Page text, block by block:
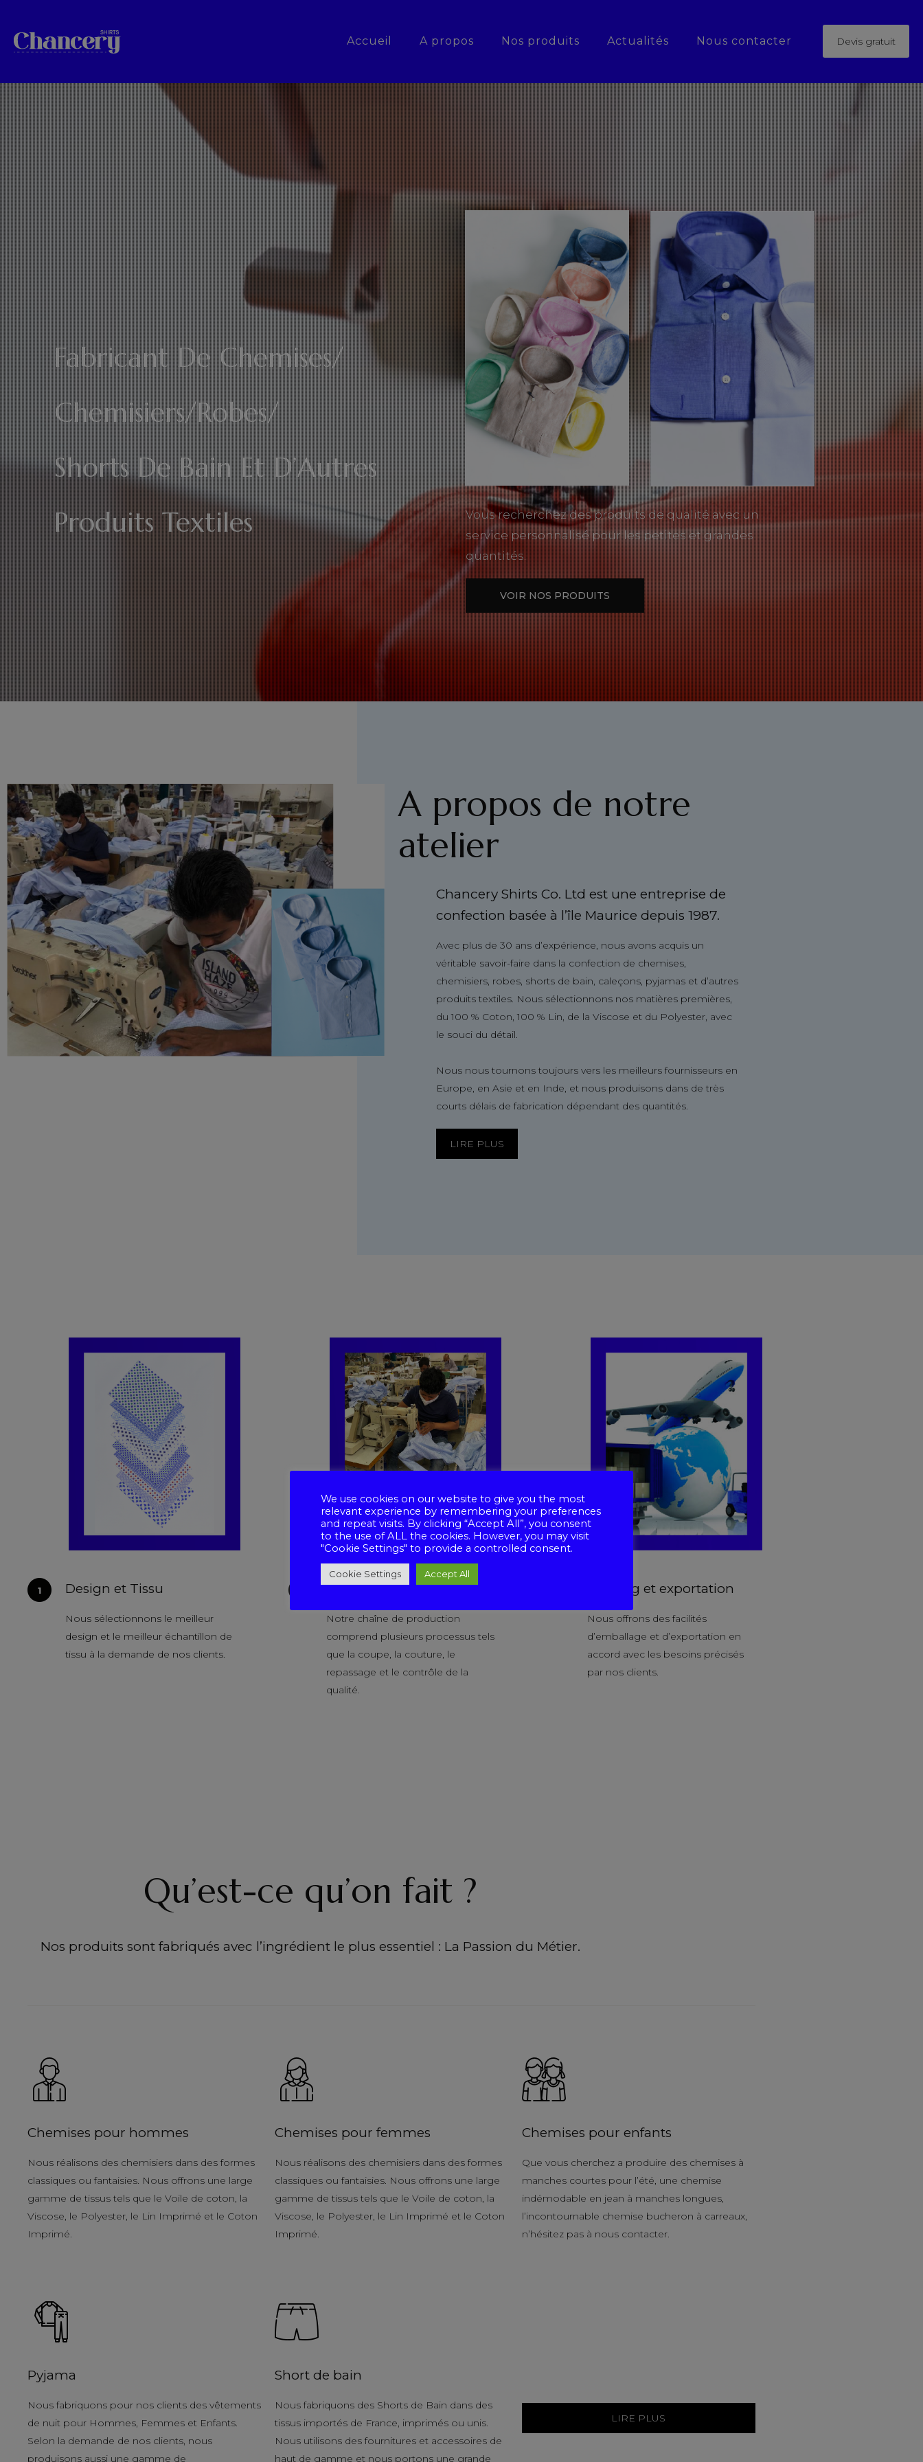
Accueil A propos Nos produits Actualités Nous contacter Devis gratuit
Fabricant De Chemises/
Chemisiers/Robes/
Shorts De Bain Et D’Autres
Produits Textiles
Vous recherchez des produits de qualité avec un
service personnalisé pour les petites et grandes
quantités.
VOIR NOS PRODUITS
A propos de notre
atelier
Chancery Shirts Co. Ltd est une entreprise de
confection basée à l’île Maurice depuis 1987.
Avec plus de 30 ans d’expérience, nous avons acquis un
véritable savoir-faire dans la confection de chemises,
chemisiers, robes, shorts de bain, caleçons, pyjamas et d’autres
produits textiles. Nous sélectionnons nos matières premières,
du 100 % Coton, 100 % Lin, de la Viscose et du Polyester, avec
le souci du détail.
Nous nous tournons toujours vers les meilleurs fournisseurs en
Europe, en Asie et en Inde, et nous produisons dans de très
courts délais de fabrication dépendant des quantités.
LIRE PLUS
Design et Tissu
Nous sélectionnons le meilleur
design et le meilleur échantillon de
tissu à la demande de nos clients.
Production
Notre chaîne de production
comprend plusieurs processus tels
que la coupe, la couture, le
repassage et le contrôle de la
qualité.
Packing et exportation
Nous offrons des facilités
d’emballage et d’exportation en
accord avec les besoins précisés
par nos clients.
Qu’est-ce qu’on fait ?
Nos produits sont fabriqués avec l’ingrédient le plus essentiel : La Passion du Métier.
Chemises pour hommes
Nous réalisons des chemisiers dans des formes
classiques ou fantaisies. Nous offrons une large
gamme de tissus tels que le Voile de coton, la
Viscose, le Polyester, le Lin Imprimé et le Coton
Imprimé.
Chemises pour femmes
Nous réalisons des chemisiers dans des formes
classiques ou fantaisies. Nous offrons une large
gamme de tissus tels que le Voile de coton, la
Viscose, le Polyester, le Lin Imprimé et le Coton
Imprimé.
Chemises pour enfants
Que vous cherchez a produire des chemises à
manches courtes pour l’été, une chemise
indémodable en jean à manches longues,
l’incontournable chemise bucheron à carreaux,
n’hésitez pas à nous contacter.
Pyjama
Nous fabriquons pour nos clients des vêtements
de nuit pour Hommes, Femmes et Enfants.
Selon la demande de nos clients, nous
produisons aussi une gamme de
Short de bain
Nous fabriquons des Shorts de Bain dans des
tissus importés de France, imprimés ou unis.
Nous utilisons des fournitures et accessoires de
haut de gamme et nous portons une grande
LIRE PLUS
We use cookies on our website to give you the most
relevant experience by remembering your preferences
and repeat visits. By clicking “Accept All”, you consent
to the use of ALL the cookies. However, you may visit
"Cookie Settings" to provide a controlled consent.
Cookie Settings Accept All